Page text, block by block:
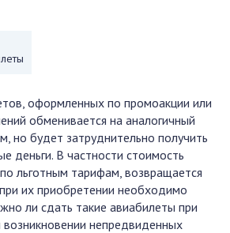
оформленных по промоакции или
обменивается на аналогичный
но будет затруднительно получить
деньги. В частности стоимость
льготным тарифам, возвращается
их приобретении необходимо
ли сдать такие авиабилеты при
непредвиденных